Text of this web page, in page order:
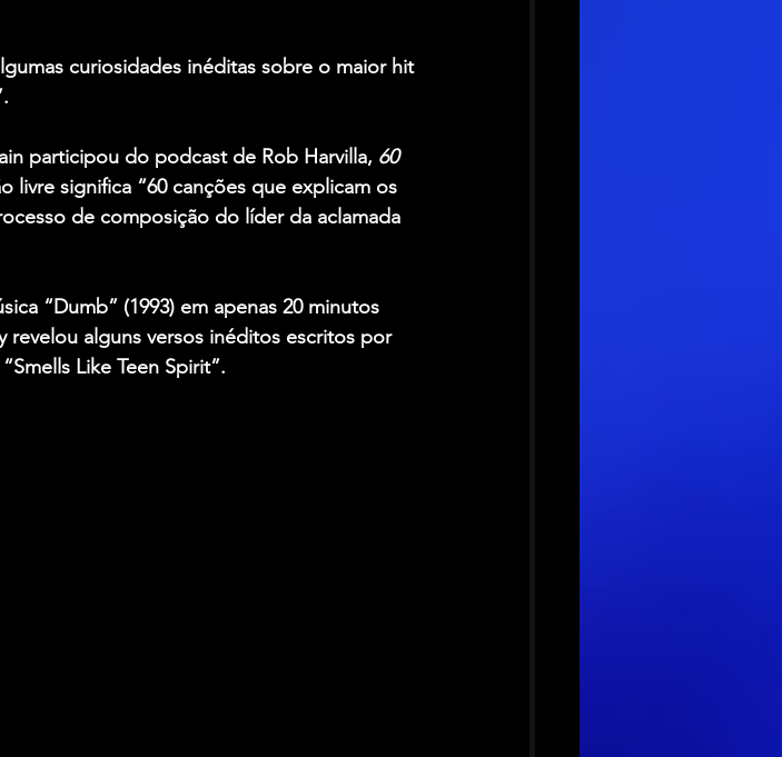
curiosidades inéditas sobre o maior hit
participou do podcast de Rob Harvilla, 60
livre significa “60 canções que explicam os
de composição do líder da aclamada
“Dumb” (1993) em apenas 20 minutos
revelou alguns versos inéditos escritos por
Like Teen Spirit”.